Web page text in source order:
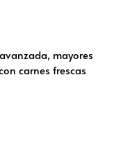
mayores
carnes frescas